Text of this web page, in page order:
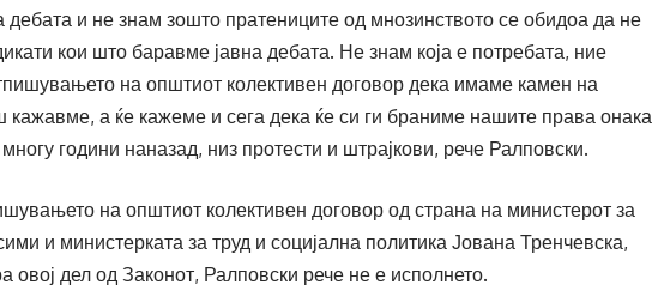
дебата и не знам зошто пратениците од мнозинството се обидоа да не
кои што баравме јавна дебата. Не знам која е потребата, ние
на општиот колективен договор дека имаме камен на
а ќе кажеме и сега дека ќе си ги браниме нашите права онака
години наназад, низ протести и штрајкови, рече Ралповски.
на општиот колективен договор од страна на министерот за
и министерката за труд и социјална политика Јована Тренчевска,
овој дел од Законот, Ралповски рече не е исполнето.